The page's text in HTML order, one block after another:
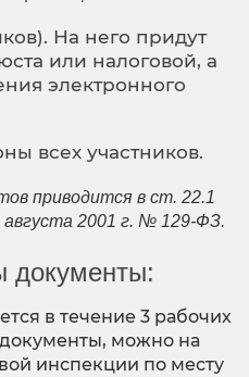
На него придут
или налоговой, а
электронного
всех участников.
приводится в ст. 22.1
августа 2001 г. № 129-ФЗ.
документы:
в течение 3 рабочих
документы, можно на
инспекции по месту